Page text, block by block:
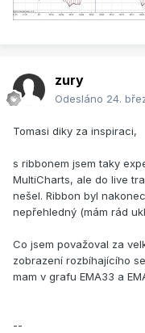
zury
Odesláno 24.
Tomasi diky za inspiraci,
s ribbonem jsem taky
MultiCharts, ale do live
nešel. Ribbon byl
nepřehledný (mám rád
Co jsem považoval za
zobrazení rozbíhajícího
mam v grafu EMA33 a
--